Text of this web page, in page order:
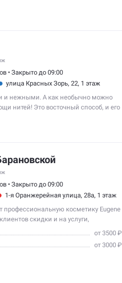
• Закрыто до 09:00
улица Красных Зорь, 22, 1 этаж
и нежными. А как необычно можно
нитей! Это восточный способ, и его
«Сакура». Море…
• Закрыто до 09:00
1-я Оранжерейная улица, 28а, 1 этаж
профессиональную косметику Eugene
скидки и на услуги,
от 3500 ₽
от 3000 ₽